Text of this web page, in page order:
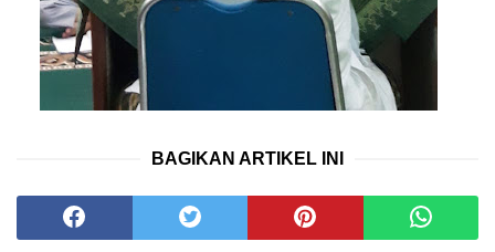
BAGIKAN ARTIKEL INI